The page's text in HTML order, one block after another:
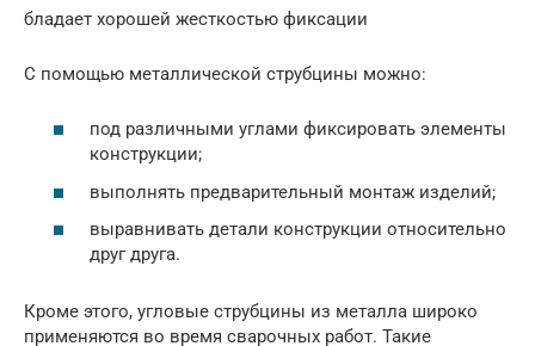
бладает хорошей жесткостью фиксации
С помощью металлической струбцины можно:
под различными углами фиксировать элементы
конструкции;
выполнять предварительный монтаж изделий;
выравнивать детали конструкции относительно
друг друга.
Кроме этого, угловые струбцины из металла широко
применяются во время сварочных работ. Такие